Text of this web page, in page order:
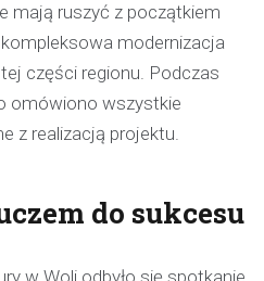
mają ruszyć z początkiem
modernizacja
części regionu. Podczas
omówiono wszystkie
z realizacją projektu.
do sukcesu